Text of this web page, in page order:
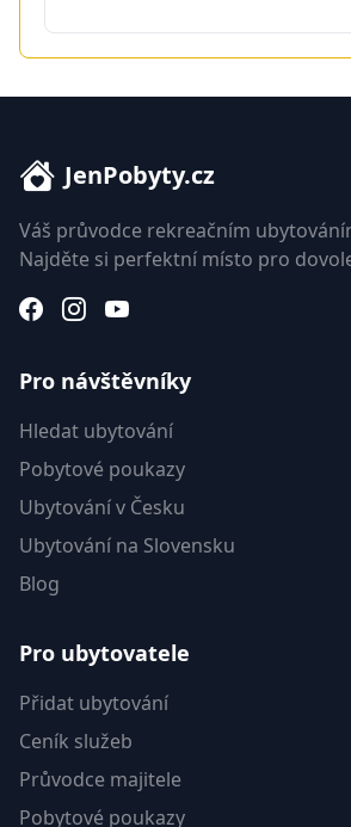
JenPobyty.cz
Váš průvodce rekreačním
Najděte si perfektní místo pro
Pro návštěvníky
Hledat ubytování
Pobytové poukazy
Ubytování v Česku
Ubytování na Slovensku
Blog
Pro ubytovatele
Přidat ubytování
Ceník služeb
Průvodce majitele
Pobytové poukazy